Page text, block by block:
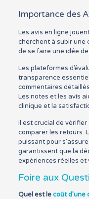
Importance des
Les avis en ligne
cherchent à subir une
de se faire une idée
Les plateformes
transparence
commentaires
Les notes et les avis
clinique et la
Il est crucial de
comparer les retours.
puissant pour
garantissent que la
expériences réelles et
Foire aux
Quel est lecoût